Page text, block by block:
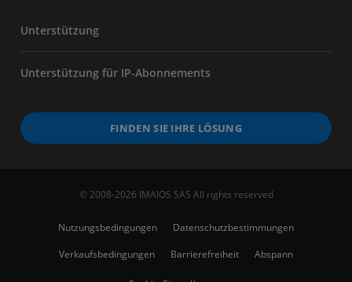
Unterstützung
Unterstützung für IP-Abonnements
FINDEN SIE IHRE LÖSUNG
© 2008-2026 IMAIOS SAS All rights reserved
Nutzungsbedingungen
Datenschutzbestimmungen
Verkaufsbedingungen
Barrierefreiheit Abspann